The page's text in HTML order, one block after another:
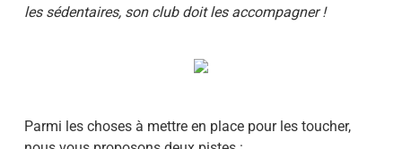
les sédentaires, son club doit les accompagner !
Parmi les choses à mettre en place pour les toucher,